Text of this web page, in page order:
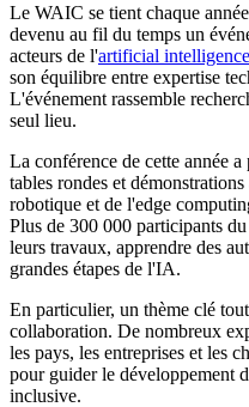
Le WAIC se tient chaque
devenu au fil du temps un
acteurs de l'artificial intelligence
son équilibre entre expertise
L'événement rassemble
seul lieu.
La conférence de cette année a
tables rondes et
robotique et de l'edge
Plus de 300 000 participants
leurs travaux, apprendre des
grandes étapes de l'IA.
En particulier, un thème clé
collaboration. De nombreux
les pays, les entreprises et les
pour guider le développement
inclusive.